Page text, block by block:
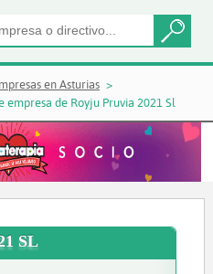
en Asturias
empresa de Royju Pruvia 2021 Sl
SL